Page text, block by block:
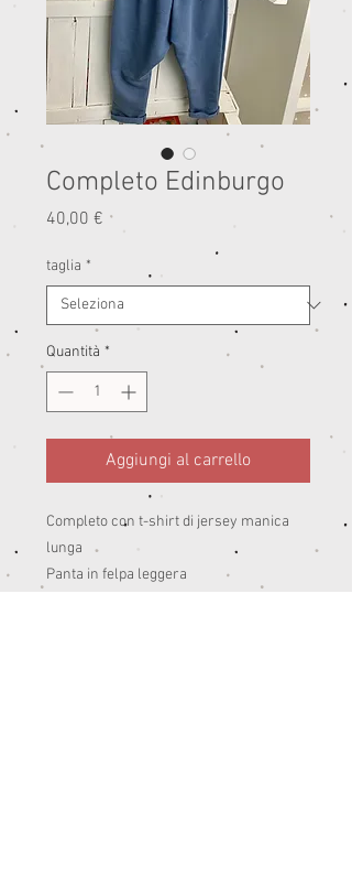
Completo Edinburgo
40,00 € Prezzo
taglia *
Quantità *
Aggiungi al carrello
Completo con t-shirt di jersey manica
lunga
Panta in felpa leggera